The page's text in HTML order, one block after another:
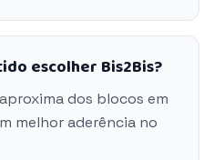
escolher Bis2Bis?
dos blocos em
melhor aderência no